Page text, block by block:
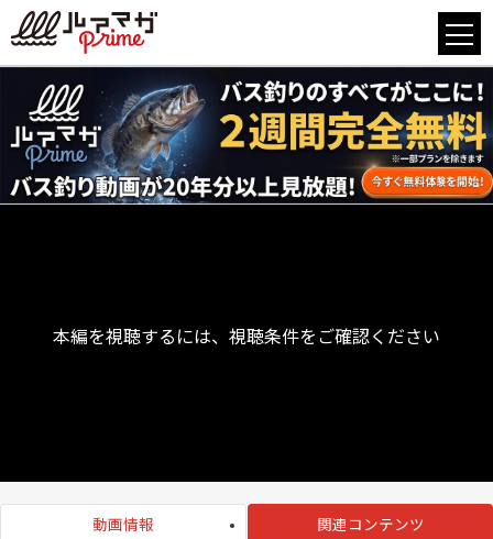
本編を視聴するには、視聴条件をご確認ください
動画情報 関連コンテンツ